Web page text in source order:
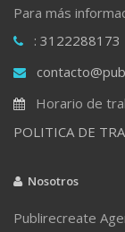
Para más
: 3122288173
Horario de
POLITICA DE
Nosotros
Publirecreate